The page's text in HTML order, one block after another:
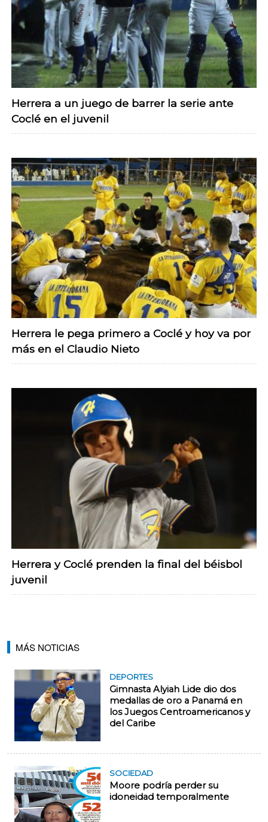
Herrera a un juego de barrer la serie ante
Coclé en el juvenil
Herrera le pega primero a Coclé y hoy va por
más en el Claudio Nieto
Herrera y Coclé prenden la final del béisbol
juvenil
MÁS NOTICIAS
DEPORTES
Gimnasta Alyiah Lide dio dos
medallas de oro a Panamá en
los Juegos Centroamericanos y
del Caribe
SOCIEDAD
Moore podría perder su
idoneidad temporalmente